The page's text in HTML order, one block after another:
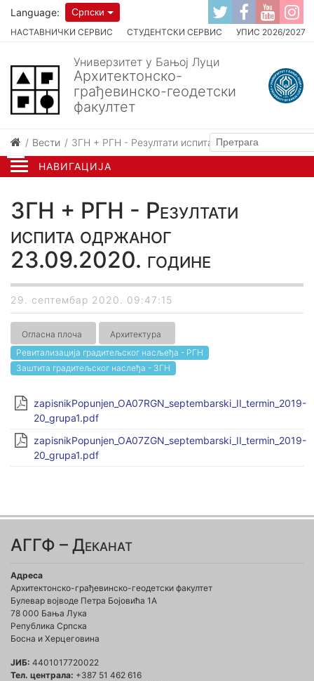
НАВИГАЦИЈА
НАСТАВНИЧКИ СЕРВИС СТУДЕНТСКИ СЕРВИС УПИС 2026/2027
Language: Српски
Универзитет у Бањој Луци
Архитектонско-
грађевинско-геодетски
факултет
Вести ЗГН + РГН - Резултати испита одржаног
ЗГН + РГН - Резултати
испита одржаног
23.09.2020. године
29. септембар 2020. 09:47:15
Огласна плоча
Архитектура
Ревитализација градитељског насљеђа - РГН
Заштита градитељског наслеђа - ЗГН
zapisnikPopunjen_OA07RGN_septembarski_II_termin_2019-
20_grupa1.pdf
zapisnikPopunjen_OA07ZGN_septembarski_II_termin_2019-
20_grupa1.pdf
АГГФ – Деканат
Адреса
Архитектонско-грађевинско-геодетски факултет
Булевар војводе Петра Бојовића 1A
78 000 Бања Лука
Република Српска
Босна и Херцеговина
ЈИБ: 4401017720022
Тел. централа: +387 51 462 616